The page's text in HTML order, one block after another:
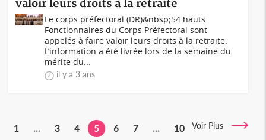
valoir leurs droits à la retraite
Le corps préfectoral (DR)&nbsp;54 hauts
Fonctionnaires du Corps Préfectoral sont
appelés à faire valoir leurs droits à la retraite.
L’information a été livrée lors de la semaine du
mérite du...
il y a 3 ans
1 ... 3 4 5 6 7 ... 10 Voir Plus